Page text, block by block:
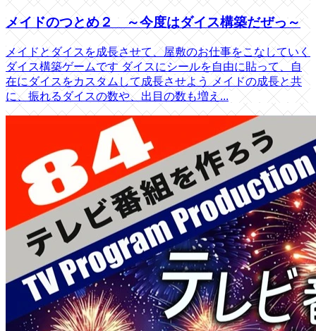
メイドのつとめ２ ～今度はダイス構築だぜっ～
メイドとダイスを成長させて、屋敷のお仕事をこなしていく
ダイス構築ゲームです ダイスにシールを自由に貼って、自
在にダイスをカスタムして成長させよう メイドの成長と共
に、振れるダイスの数や、出目の数も増え...